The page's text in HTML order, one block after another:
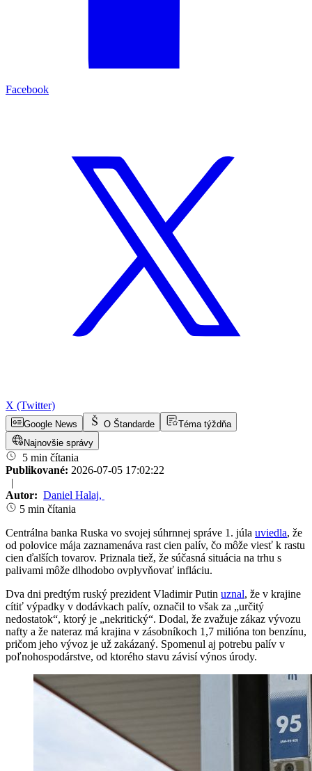
Facebook
X (Twitter)
Google News O Štandarde
Téma týždňa
Najnovšie správy
5 min čítania
Publikované: 2026-07-05 17:02:22
|
Autor: Daniel Halaj,
5 min čítania
Centrálna banka Ruska vo svojej súhrnnej správe 1. júla uviedla, že
od polovice mája zaznamenáva rast cien palív, čo môže viesť k rastu
cien ďalších tovarov. Priznala tiež, že súčasná situácia na trhu s
palivami môže dlhodobo ovplyvňovať infláciu.
Dva dni predtým ruský prezident Vladimir Putin uznal, že v krajine
cítiť výpadky v dodávkach palív, označil to však za „určitý
nedostatok“, ktorý je „nekritický“. Dodal, že zvažuje zákaz vývozu
nafty a že nateraz má krajina v zásobníkoch 1,7 milióna ton benzínu,
pričom jeho vývoz je už zakázaný. Spomenul aj potrebu palív v
poľnohospodárstve, od ktorého stavu závisí výnos úrody.